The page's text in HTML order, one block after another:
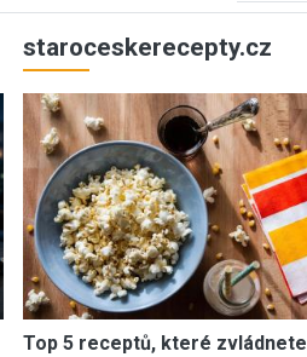
staroceskerecepty.cz
Top 5 receptů, které zvládnete